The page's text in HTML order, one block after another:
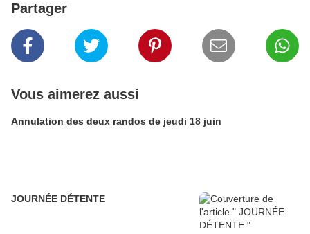
Partager
Vous aimerez aussi
Annulation des deux randos de jeudi 18 juin
JOURNÉE DÉTENTE